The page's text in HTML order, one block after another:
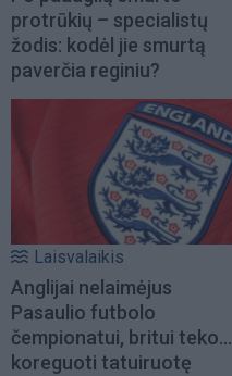
protrūkių – specialistų
žodis: kodėl jie smurtą
paverčia reginiu?
Laisvalaikis
Anglijai nelaimėjus
Pasaulio futbolo
čempionatui, britui teko...
koreguoti tatuiruotę